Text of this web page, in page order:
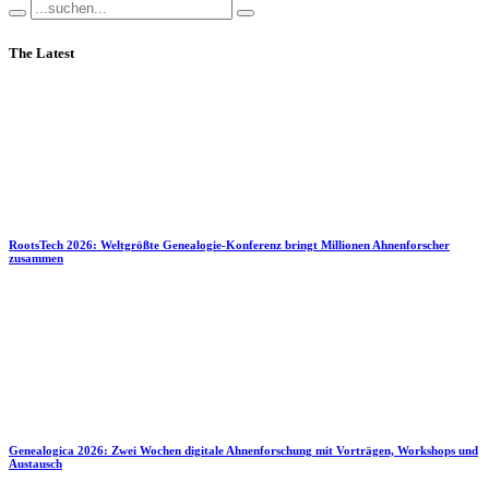
The Latest
RootsTech 2026: Weltgrößte Genealogie-Konferenz bringt Millionen Ahnenforscher
zusammen
Genealogica 2026: Zwei Wochen digitale Ahnenforschung mit Vorträgen, Workshops und
Austausch